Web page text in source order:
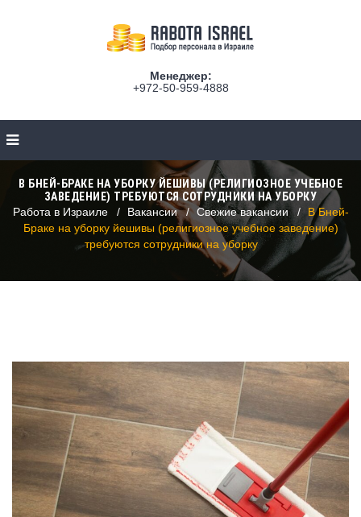
Менеджер:
+972-50-959-4888
В БНЕЙ-БРАКЕ НА УБОРКУ ЙЕШИВЫ (РЕЛИГИОЗНОЕ УЧЕБНОЕ
ЗАВЕДЕНИЕ) ТРЕБУЮТСЯ СОТРУДНИКИ НА УБОРКУ
Работа в Израиле
Вакансии Свежие вакансии
В Бней-
Браке на уборку йешивы (религиозное учебное заведение)
требуются сотрудники на уборку